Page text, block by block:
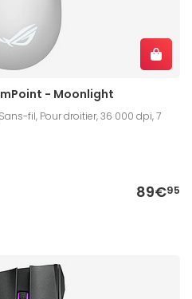
- Moonlight
fil, Pour droitier, 36 000 dpi, 7
89€95